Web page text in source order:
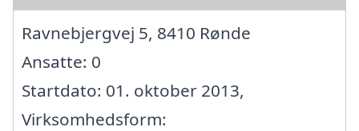
Ravnebjergvej 5, 8410 Rønde
Ansatte: 0
Startdato: 01. oktober 2013,
Virksomhedsform: